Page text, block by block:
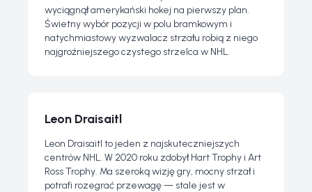
wyciągnął amerykański hokej na pierwszy plan.
Świetny wybór pozycji w polu bramkowym i
natychmiastowy wyzwalacz strzału robią z niego
najgroźniejszego czystego strzelca w NHL.
Leon Draisaitl
Leon Draisaitl to jeden z najskuteczniejszych
centrów NHL. W 2020 roku zdobył Hart Trophy i Art
Ross Trophy. Ma szeroką wizję gry, mocny strzał i
potrafi rozegrać przewagę — stale jest w